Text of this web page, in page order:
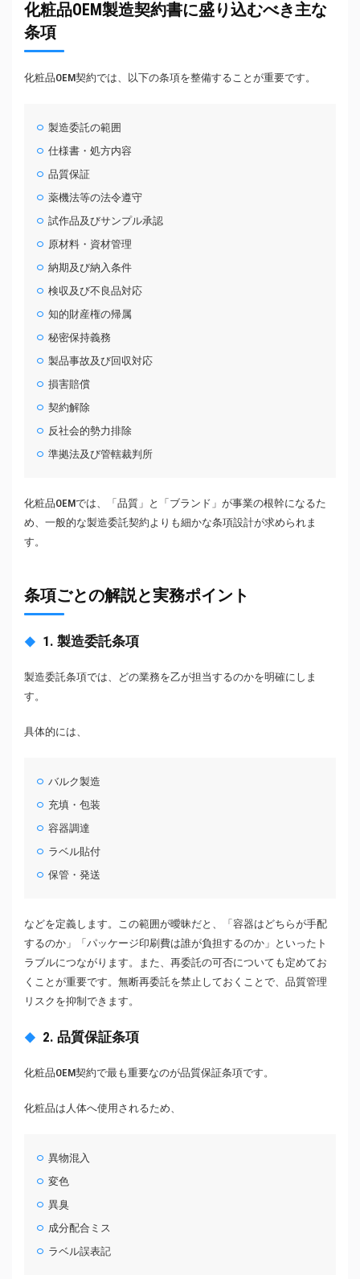
化粧品OEM製造契約書に盛り込むべき主な
条項
化粧品OEM契約では、以下の条項を整備することが重要です。
製造委託の範囲
仕様書・処方内容
品質保証
薬機法等の法令遵守
試作品及びサンプル承認
原材料・資材管理
納期及び納入条件
検収及び不良品対応
知的財産権の帰属
秘密保持義務
製品事故及び回収対応
損害賠償
契約解除
反社会的勢力排除
準拠法及び管轄裁判所
化粧品OEMでは、「品質」と「ブランド」が事業の根幹になるた
め、一般的な製造委託契約よりも細かな条項設計が求められま
す。
条項ごとの解説と実務ポイント
1. 製造委託条項
製造委託条項では、どの業務を乙が担当するのかを明確にしま
す。
具体的には、
バルク製造
充填・包装
容器調達
ラベル貼付
保管・発送
などを定義します。この範囲が曖昧だと、「容器はどちらが手配
するのか」「パッケージ印刷費は誰が負担するのか」といったト
ラブルにつながります。また、再委託の可否についても定めてお
くことが重要です。無断再委託を禁止しておくことで、品質管理
リスクを抑制できます。
2. 品質保証条項
化粧品OEM契約で最も重要なのが品質保証条項です。
化粧品は人体へ使用されるため、
異物混入
変色
異臭
成分配合ミス
ラベル誤表記